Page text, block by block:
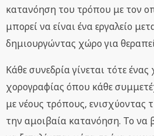
κατανόηση του τρόπου με τον
μπορεί να είναι ένα εργαλείο
δημιουργώντας χώρο για
Κάθε συνεδρία γίνεται τότε
χορογραφίας όπου κάθε
με νέους τρόπους, ενισχύοντας
την αμοιβαία κατανόηση. Το να